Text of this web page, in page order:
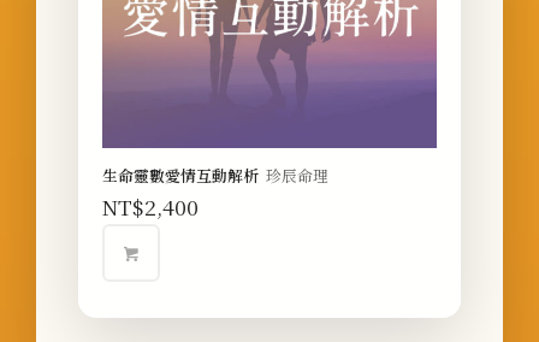
生命靈數愛情互動解析 珍辰命理
NT$2,400